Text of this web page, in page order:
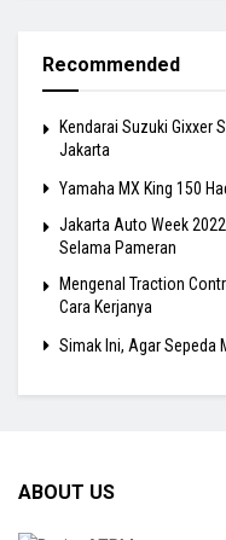
Recommended
Kendarai Suzuki Gixxer
Jakarta
Yamaha MX King 150
Jakarta Auto Week
Selama Pameran
Mengenal Traction
Cara Kerjanya
Simak Ini, Agar Sepeda
ABOUT US